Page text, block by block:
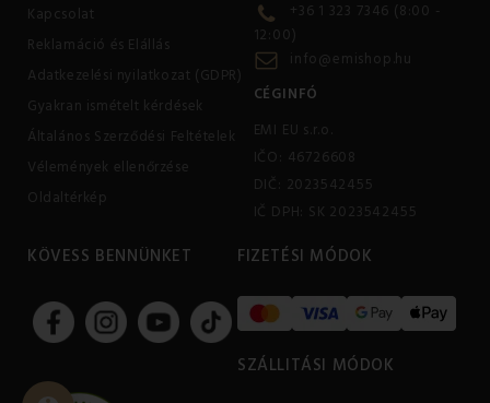
Kapcsolat
Reklamáció és Elállás
Adatkezelési nyilatkozat (GDPR)
Gyakran ismételt kérdések
Általános Szerződési Feltételek
Vélemények ellenőrzése
Oldaltérkép
+36 1 323 7346 (8:00 -
12:00)
info@emishop.hu
CÉGINFÓ
EMI EU s.r.o.
IČO: 46726608
DIČ: 2023542455
IČ DPH: SK 2023542455
KÖVESS BENNÜNKET FIZETÉSI MÓDOK
SZÁLLITÁSI MÓDOK